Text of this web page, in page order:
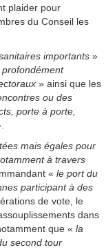
plaider pour
du Conseil les
importants »
profondément
» ainsi que les
ou des
porte à porte,
mais égales pour
à travers
« le port du
participant à des
de vote, le
dans
que « la
second tour